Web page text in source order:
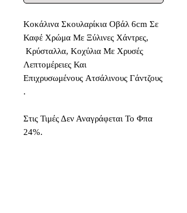
Κοκάλινα Σκουλαρίκια Οβάλ 6cm Σε
Καφέ Χρώμα Με Ξύλινες Χάντρες,
Κρύσταλλα, Κοχύλια Με Χρυσές
Λεπτομέρειες Και
Επιχρυσωμένους Ατσάλινους Γάντζους
.
Στις Τιμές Δεν Αναγράφεται Το Φπα
24%.